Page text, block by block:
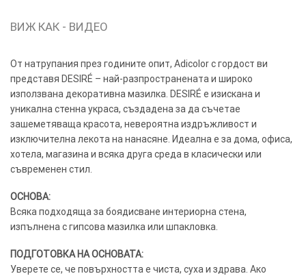
ВИЖ КАК - ВИДЕО
От натрупания през годините опит, Adicolor с гордост ви
представя DESIRÉ – най-разпространената и широко
използвана декоративна мазилка. DESIRÉ е изискана и
уникална стенна украса, създадена за да съчетае
зашеметяваща красота, невероятна издръжливост и
изключителна лекота на нанасяне. Идеална е за дома, офиса,
хотела, магазина и всяка друга среда в класически или
съвременен стил.
ОСНОВА:
Всяка подходяща за боядисване интериорна стена,
изпълнена с гипсова мазилка или шпакловка.
ПОДГОТОВКА НА ОСНОВАТА:
Уверете се, че повърхността е чиста, суха и здрава. Ако
Google